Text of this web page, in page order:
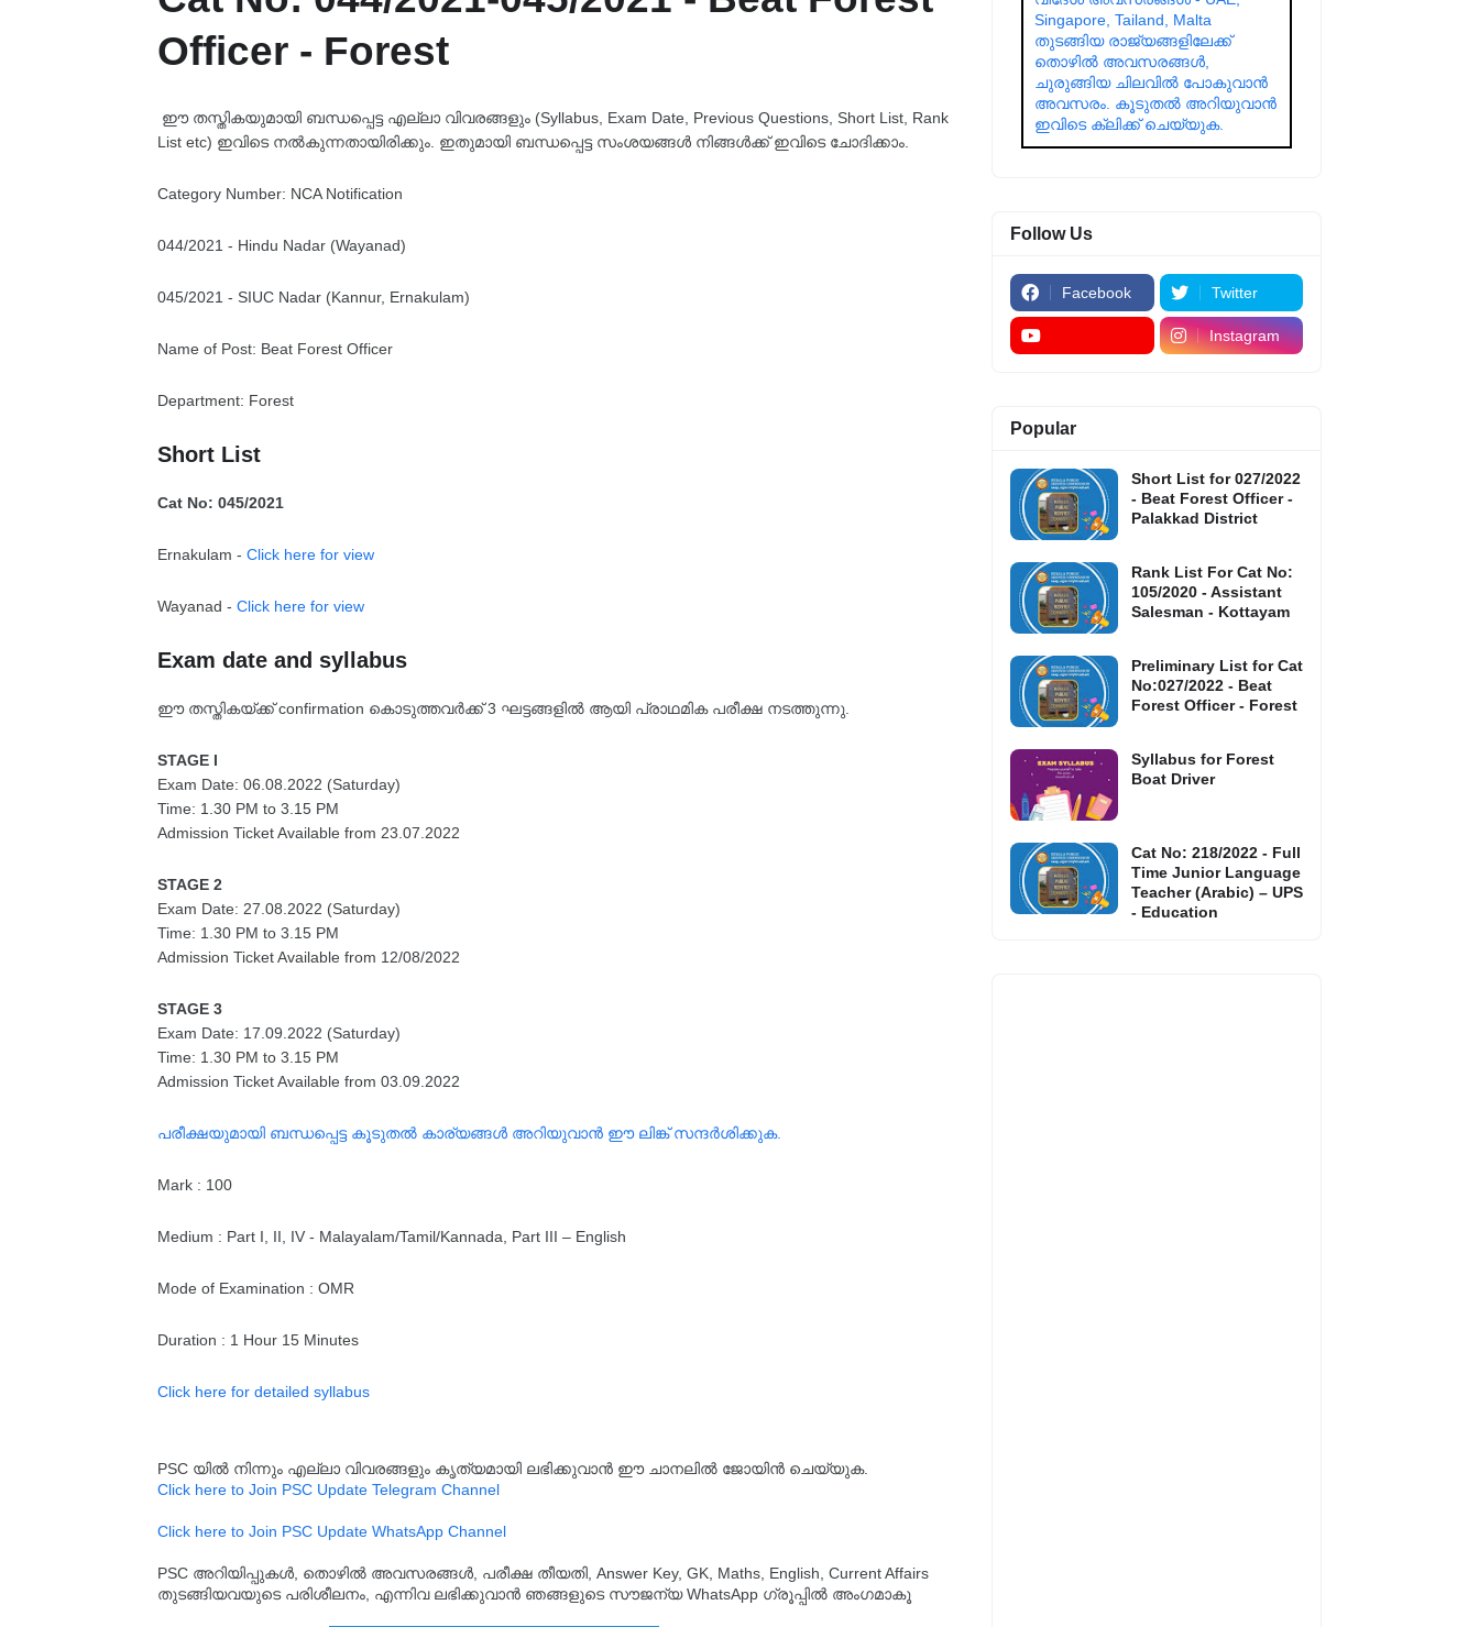
Officer - Forest
ഈ തസ്തികയുമായി ബന്ധപ്പെട്ട എല്ലാ വിവരങ്ങളും (Syllabus, Exam Date, Previous Questions, Short List, Rank
List etc) ഇവിടെ നൽകുന്നതായിരിക്കും. ഇതുമായി ബന്ധപ്പെട്ട സംശയങ്ങൾ നിങ്ങൾക്ക് ഇവിടെ ചോദിക്കാം.
Category Number: NCA Notification
044/2021 - Hindu Nadar (Wayanad)
045/2021 - SIUC Nadar (Kannur, Ernakulam)
Name of Post: Beat Forest Officer
Department: Forest
Short List
Cat No: 045/2021
Ernakulam - Click here for view
Wayanad - Click here for view
Exam date and syllabus
ഈ തസ്തികയ്ക്ക് confirmation കൊടുത്തവർക്ക് 3 ഘട്ടങ്ങളിൽ ആയി പ്രാഥമിക പരീക്ഷ നടത്തുന്നു.
STAGE I
Exam Date: 06.08.2022 (Saturday)
Time: 1.30 PM to 3.15 PM
Admission Ticket Available from 23.07.2022
STAGE 2
Exam Date: 27.08.2022 (Saturday)
Time: 1.30 PM to 3.15 PM
Admission Ticket Available from 12/08/2022
STAGE 3
Exam Date: 17.09.2022 (Saturday)
Time: 1.30 PM to 3.15 PM
Admission Ticket Available from 03.09.2022
പരീക്ഷയുമായി ബന്ധപ്പെട്ട കൂടുതൽ കാര്യങ്ങൾ അറിയുവാൻ ഈ ലിങ്ക് സന്ദർശിക്കുക.
Mark : 100
Medium : Part I, II, IV - Malayalam/Tamil/Kannada, Part III – English
Mode of Examination : OMR
Duration : 1 Hour 15 Minutes
Click here for detailed syllabus
PSC യിൽ നിന്നും എല്ലാ വിവരങ്ങളും കൃത്യമായി ലഭിക്കുവാൻ ഈ ചാനലിൽ ജോയിൻ ചെയ്യുക.
Click here to Join PSC Update Telegram Channel
Click here to Join PSC Update WhatsApp Channel
PSC അറിയിപ്പുകൾ, തൊഴിൽ അവസരങ്ങൾ, പരീക്ഷ തീയതി, Answer Key, GK, Maths, English, Current Affairs
തുടങ്ങിയവയുടെ പരിശീലനം, എന്നിവ ലഭിക്കുവാൻ ഞങ്ങളുടെ സൗജന്യ WhatsApp ഗ്രൂപ്പിൽ അംഗമാകൂ
Singapore, Tailand, Malta
തുടങ്ങിയ രാജ്യങ്ങളിലേക്ക്
തൊഴിൽ അവസരങ്ങൾ,
ചുരുങ്ങിയ ചിലവിൽ പോകുവാൻ
അവസരം. കൂടുതൽ അറിയുവാൻ
ഇവിടെ ക്ലിക്ക് ചെയ്യുക.
Follow Us
Facebook Twitter
Instagram
Popular
Short List for 027/2022
- Beat Forest Officer -
Palakkad District
Rank List For Cat No:
105/2020 - Assistant
Salesman - Kottayam
Preliminary List for Cat
No:027/2022 - Beat
Forest Officer - Forest
Syllabus for Forest
Boat Driver
Cat No: 218/2022 - Full
Time Junior Language
Teacher (Arabic) – UPS
- Education